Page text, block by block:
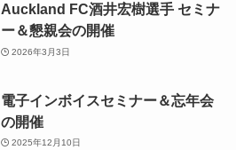
Auckland FC酒井宏樹選手 セミナ
ー＆懇親会の開催
2026年3月3日
電子インボイスセミナー＆忘年会
の開催
2025年12月10日